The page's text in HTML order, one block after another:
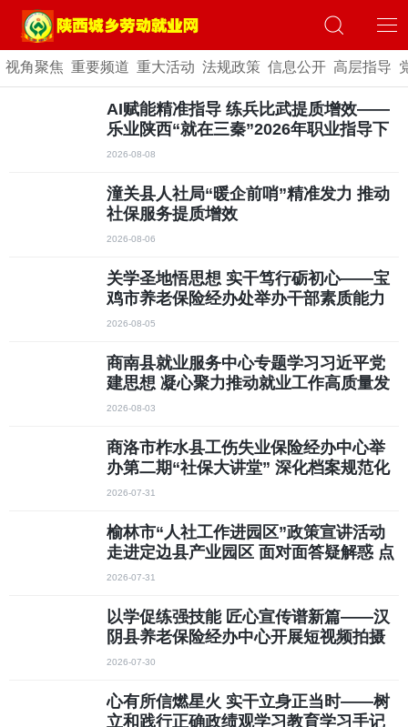
视角聚焦 重要频道 重大活动 法规政策 信息公开 高层指导
AI赋能精准指导 练兵比武提质增效——
乐业陕西“就在三秦”2026年职业指导下
沉基层活动安康站成功举办
2026-08-08
潼关县人社局“暖企前哨”精准发力 推动
社保服务提质增效
2026-08-06
关学圣地悟思想 实干笃行砺初心——宝
鸡市养老保险经办处举办干部素质能力
提升培训班
2026-08-05
商南县就业服务中心专题学习习近平党
建思想 凝心聚力推动就业工作高质量发
展
2026-08-03
商洛市柞水县工伤失业保险经办中心举
办第二期“社保大讲堂” 深化档案规范化
管理与保密安全建设
2026-07-31
榆林市“人社工作进园区”政策宣讲活动
走进定边县产业园区 面对面答疑解惑 点
对点纾困解难
2026-07-31
以学促练强技能 匠心宣传谱新篇——汉
阴县养老保险经办中心开展短视频拍摄
与剪辑专题实操培训
2026-07-30
心有所信燃星火 实干立身正当时——树
立和践行正确政绩观学习教育学习手记